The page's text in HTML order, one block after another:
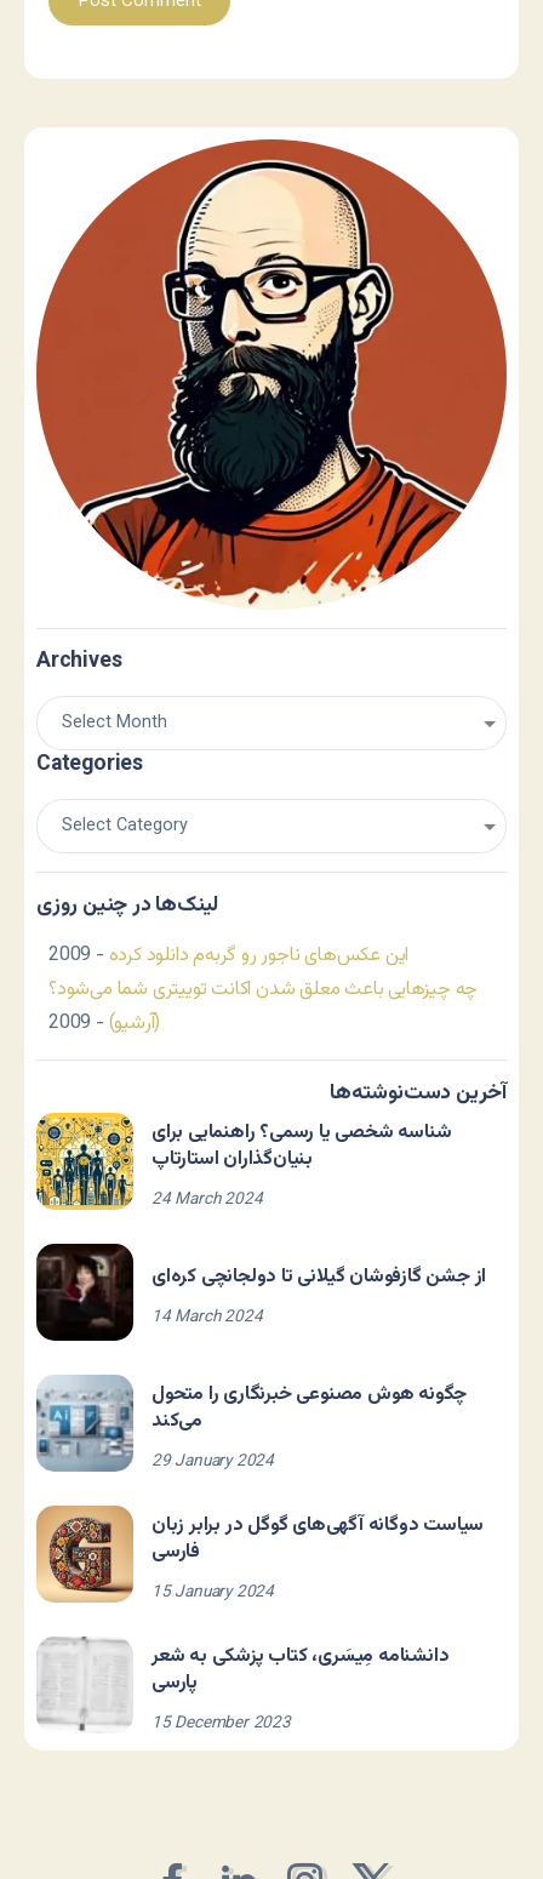
Archives
Categories
لینک‌ها در چنین روزی
این عکس‌های ناجور رو گربه‌م دانلود کرده - 2009
چه چیزهایی باعث معلق شدن اکانت توییتری شما می‌شود؟
(آرشیو) - 2009
آخرین دست‌نوشته‌ها
شناسه شخصی یا رسمی؟ راهنمایی برای
بنیان‌گذاران استارتاپ
24 March 2024
از جشن گازفوشان گیلانی تا دولجانچی کره‌ای
14 March 2024
چگونه هوش مصنوعی خبرنگاری را متحول
می‌کند
29 January 2024
سیاست دوگانه آگهی‌های گوگل در برابر زبان
فارسی
15 January 2024
دانشنامه مِیسَری، کتاب پزشکی به شعر
پارسی
15 December 2023